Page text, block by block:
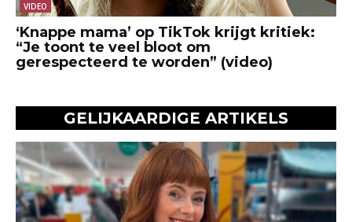
VIDEO
‘Knappe mama’ op TikTok krijgt kritiek:
“Je toont te veel bloot om
gerespecteerd te worden” (video)
GELIJKAARDIGE ARTIKELS